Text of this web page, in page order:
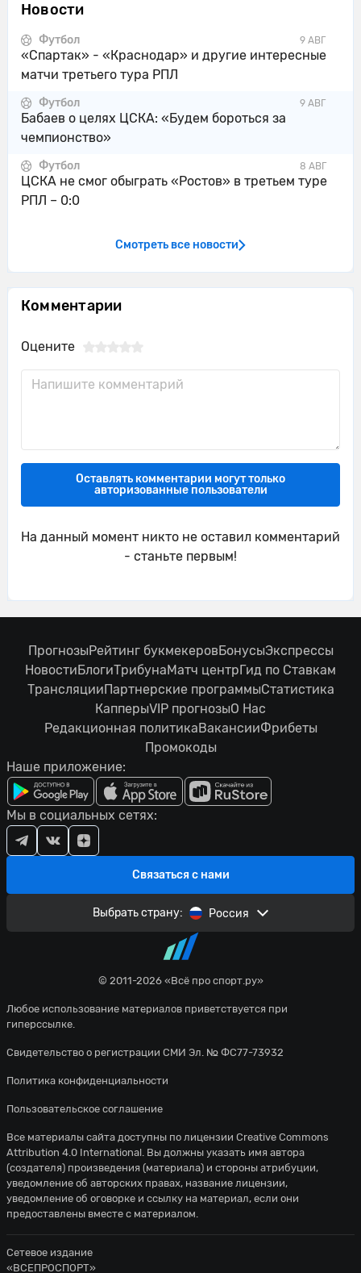
Новости
9 АВГ
Футбол
«Спартак» - «Краснодар» и другие интересные
матчи третьего тура РПЛ
9 АВГ
Футбол
Бабаев о целях ЦСКА: «Будем бороться за
чемпионство»
8 АВГ
Футбол
ЦСКА не смог обыграть «Ростов» в третьем туре
РПЛ – 0:0
Смотреть все новости
Комментарии
Оцените
Оставлять комментарии могут только
авторизованные пользователи
На данный момент никто не оставил комментарий
- станьте первым!
© 2011-2026 «Всё про спорт.ру»
Любое использование материалов приветствуется при
гиперссылке.
Свидетельство о регистрации СМИ Эл. № ФС77-73932
Политика конфиденциальности
Пользовательское соглашение
ПрогнозыРейтинг букмекеровБонусыЭкспрессы
НовостиБлогиТрибунаМатч центрГид по Ставкам
ТрансляцииПартнерские программыСтатистика
КапперыVIP прогнозыО Нас
Редакционная политикаВакансииФрибеты
Промокоды
Наше приложение:
Связаться с нами
Мы в социальных сетях:
Выбрать страну: Россия
Все материалы сайта доступны по лицензии Creative Commons
Attribution 4.0 International. Вы должны указать имя автора
(создателя) произведения (материала) и стороны атрибуции,
уведомление об авторских правах, название лицензии,
уведомление об оговорке и ссылку на материал, если они
предоставлены вместе с материалом.
Сетевое издание
«ВСЕПРОСПОРТ»